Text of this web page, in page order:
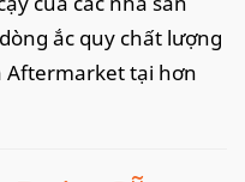
ắc quy chất lượng
Aftermarket tại hơn